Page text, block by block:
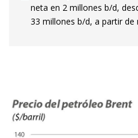
neta en 2 millones b/d,
33 millones b/d, a partir de